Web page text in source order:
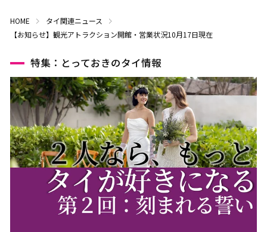
HOME
タイ関連ニュース
【お知らせ】観光アトラクション開館・営業状況10月17日現在
特集：とっておきのタイ情報